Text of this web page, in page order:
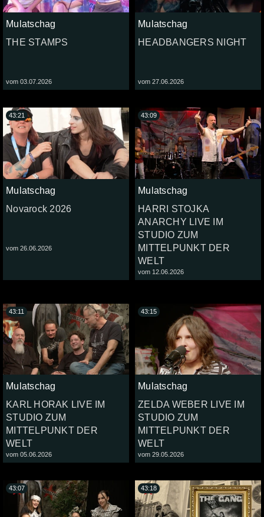
Mulatschag
THE STAMPS
vom 03.07.2026
Mulatschag
HEADBANGERS NIGHT
vom 27.06.2026
Mulatschag
Novarock 2026
vom 26.06.2026
43:21
Mulatschag
HARRI STOJKA
ANARCHY LIVE IM
STUDIO ZUM
MITTELPUNKT DER
WELT
vom 12.06.2026
43:09
Mulatschag
KARL HORAK LIVE IM
STUDIO ZUM
MITTELPUNKT DER
WELT
vom 05.06.2026
43:11
Mulatschag
ZELDA WEBER LIVE IM
STUDIO ZUM
MITTELPUNKT DER
WELT
vom 29.05.2026
43:15
43:07 43:18